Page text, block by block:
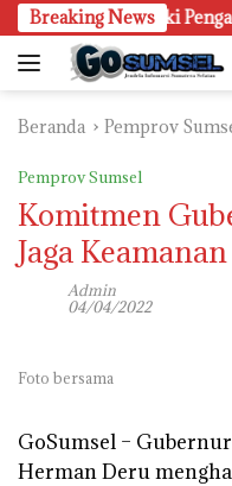
Langsung
ke
konten
Breaking News
Juga Selidiki Pengadaan
Beranda Pemprov
Pemprov Sumsel
Komitmen
Jaga
Admin
04/04/2022
Foto bersama
GoSumsel – Gubernur
Herman Deru